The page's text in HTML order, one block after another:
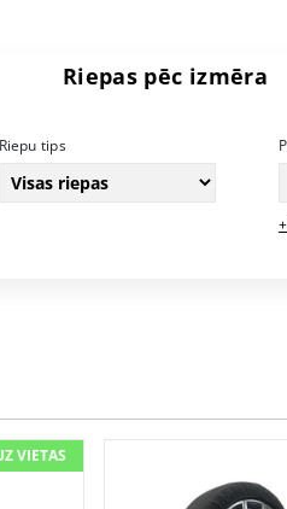
Riepas pēc izmēra
Riepu tips
VIETAS